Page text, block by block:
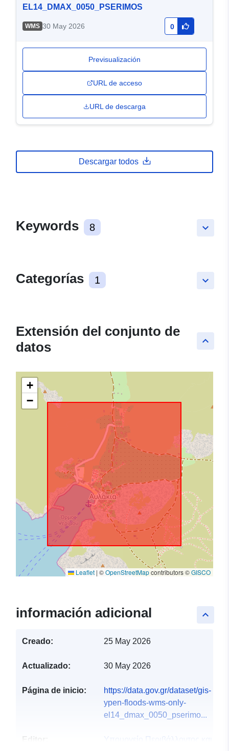
EL14_DMAX_0050_PSERIMOS
WMS 30 May 2026 0
Previsualización
URL de acceso
URL de descarga
Descargar todos
keyboard_arrow_down
Keywords 8
keyboard_arrow_down
Categorías 1
keyboard_arrow_up
Extensión del conjunto de
datos
+
−
Leaflet | ©OpenStreetMapcontributors ©GISCO
keyboard_arrow_up
información adicional
Creado: 25 May 2026
Actualizado: 30 May 2026
Página de inicio:
https://data.gov.gr/dataset/gis-
ypen-floods-wms-only-
el14_dmax_0050_pserimo...
Editor:
Υπουργείο Περιβάλλοντος και